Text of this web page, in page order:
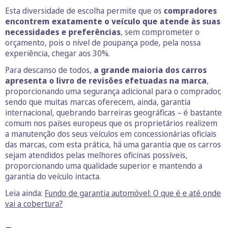
Esta diversidade de escolha permite que os compradores
encontrem exatamente o veículo que atende às suas
necessidades e preferências, sem comprometer o
orçamento, pois o nível de poupança pode, pela nossa
experiência, chegar aos 30%.
Para descanso de todos, a grande maioria dos carros
apresenta o livro de revisões efetuadas na marca,
proporcionando uma segurança adicional para o comprador,
sendo que muitas marcas oferecem, ainda, garantia
internacional, quebrando barreiras geográficas – é bastante
comum nos países europeus que os proprietários realizem
a manutenção dos seus veículos em concessionárias oficiais
das marcas, com esta prática, há uma garantia que os carros
sejam atendidos pelas melhores oficinas possíveis,
proporcionando uma qualidade superior e mantendo a
garantia do veículo intacta.
Leia ainda: Fundo de garantia automóvel: O que é e até onde
vai a cobertura?